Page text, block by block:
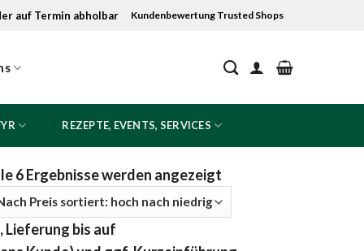
auf Termin abholbar Kundenbewertung Trusted Shops
REZEPTE, EVENTS, SERVICES
6 Ergebnisse werden angezeigtNach
Preis
sortiert:
Lieferung bis auf